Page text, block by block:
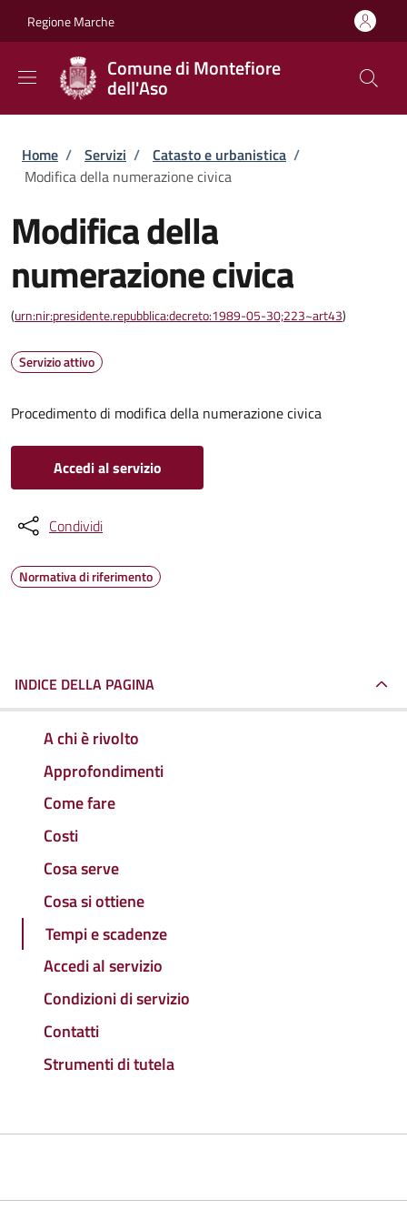
Regione Marche
Comune di Montefiore
dell'Aso
Briciole di pane
Home / Servizi / Catasto e urbanistica /
Modifica della numerazione civica
Modifica della
numerazione civica
(urn:nir:presidente.repubblica:decreto:1989-05-30;223~art43)
Servizio attivo
Procedimento di modifica della numerazione civica
Accedi al servizio
Condividi
Normativa di riferimento
INDICE DELLA PAGINA
A chi è rivolto
Approfondimenti
Come fare
Costi
Cosa serve
Cosa si ottiene
Tempi e scadenze
Accedi al servizio
Condizioni di servizio
Contatti
Strumenti di tutela